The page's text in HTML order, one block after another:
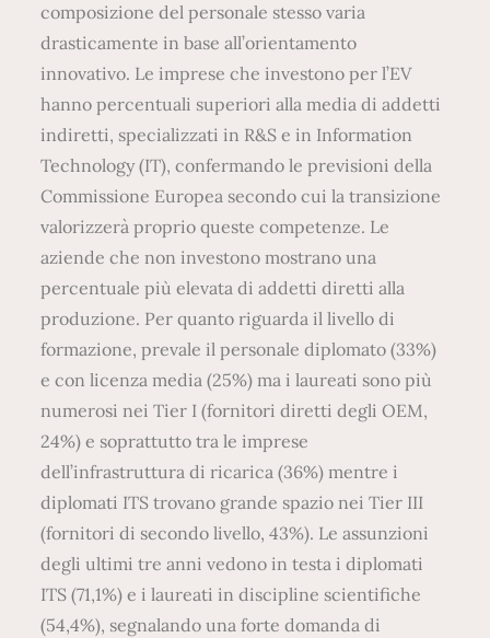
composizione del personale stesso varia
drasticamente in base all’orientamento
innovativo. Le imprese che investono per l’EV
hanno percentuali superiori alla media di addetti
indiretti, specializzati in R&S e in Information
Technology (IT), confermando le previsioni della
Commissione Europea secondo cui la transizione
valorizzerà proprio queste competenze. Le
aziende che non investono mostrano una
percentuale più elevata di addetti diretti alla
produzione. Per quanto riguarda il livello di
formazione, prevale il personale diplomato (33%)
e con licenza media (25%) ma i laureati sono più
numerosi nei Tier I (fornitori diretti degli OEM,
24%) e soprattutto tra le imprese
dell’infrastruttura di ricarica (36%) mentre i
diplomati ITS trovano grande spazio nei Tier III
(fornitori di secondo livello, 43%). Le assunzioni
degli ultimi tre anni vedono in testa i diplomati
ITS (71,1%) e i laureati in discipline scientifiche
(54,4%), segnalando una forte domanda di